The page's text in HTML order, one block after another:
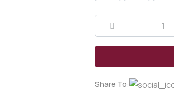
Share To: